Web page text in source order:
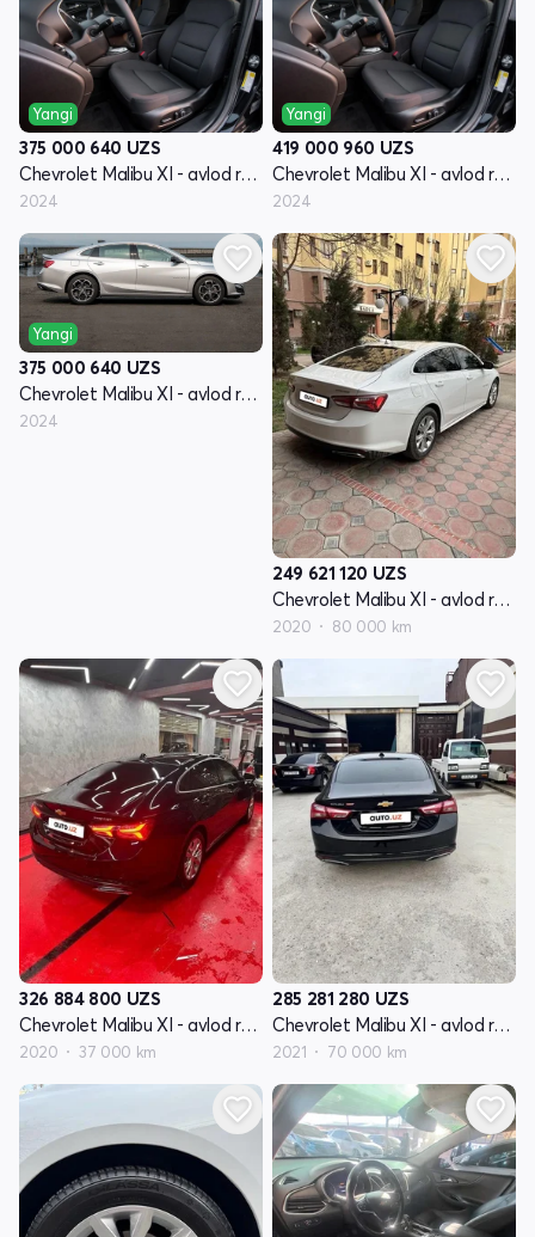
Yangi
375 000 640 UZS
Chevrolet Malibu XI - avlod restyling
2024
Yangi
419 000 960 UZS
Chevrolet Malibu XI - avlod restyling
2024
Yangi
375 000 640 UZS
Chevrolet Malibu XI - avlod restyling
2024
249 621 120 UZS
Chevrolet Malibu XI - avlod restyling
2020 80 000 km
326 884 800 UZS
Chevrolet Malibu XI - avlod restyling
2020 37 000 km
285 281 280 UZS
Chevrolet Malibu XI - avlod restyling
2021 70 000 km